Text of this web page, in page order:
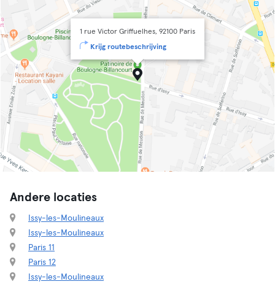
1 rue Victor Griffuelhes, 92100 Paris
Krijg routebeschrijving
Andere locaties
Issy-les-Moulineaux
Issy-les-Moulineaux
Paris 11
Paris 12
Issy-les-Moulineaux